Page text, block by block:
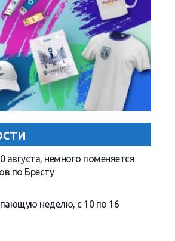
августа, немного поменяется
по Бресту
неделю, с 10 по 16